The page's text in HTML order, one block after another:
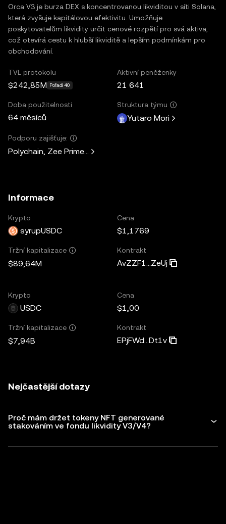
Orca V3 je burza DEX s koncentrovanou likviditou v síti Solana,
která zvyšuje kapitálovou efektivitu. Umožňuje
poskytovatelům likvidity určit cenové rozpětí pro svá aktiva,
což otevírá cestu k hlubší likviditě a lepším podmínkám pro
obchodování.
TVL protokolu
$242,85M Pořadí 40
Aktivní peněženky
21 641
Doba použitelnosti
64 měsíců
Struktura týmu
Yutaro Mori
Podporu zajišťuje:
Polychain, Zee Prime Capital, Solana Ventures,
Informace
Krypto
syrupUSDC
Cena
$1,1769
Tržní kapitalizace
$89,64M
Kontrakt
AvZZF1...ZeUj
Krypto
USDC
Cena
$1,00
Tržní kapitalizace
$7,94B
Kontrakt
EPjFWd...Dt1v
Nejčastější dotazy
Proč mám držet tokeny NFT generované
stakováním ve fondu likvidity V3/V4?